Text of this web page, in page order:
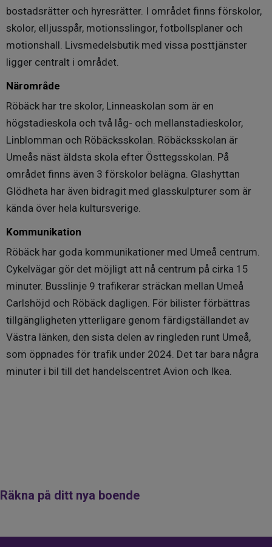
Ingår i månadsavgiften.
GEMENSAMHETSUTRYMMEN
I föreningen finns lägenhets- och cykelförråd. Föreningen
har 4 st tvättstugor som är rustade med två
tvättmaskiner, torktumlare, torkskåp, mangel samt vask
för klädvård. Grovtvättstuga, gym, vallabod och
snickarbod finns tillgängligt utan kostnad för föreningens
medlemmar att använda. Samlings/festlokaler finns att
hyra för en billig peng per tillfälle. I den ena
samlingslokalen finns bastu, toalett och kök och lokalen
kan användas som gästlägenhet. Grovsoprum finns, där
boende i föreningen kan lämna in större sopor (t.ex
möbler) om man inte kan forsla bort dem själv.
Trädgårdsbod med trädgårdsredskap.
PARKERING
Parkeringsplats med elstolpe kostar 220 kr/mån samt
garageplats kostar 400 kr/mån. (Inget ledigt just nu,
ordförande 2026-05-27)
Till parkeringarna tillämpas webbaserat kösystem via
Riksbyggens hemsida. När man fått sin första
månadsavi kan man som boende skapa konto på
Riksbyggens kundwebb.
bostadsrättsinnehavaren och bostadsrättstillägget ingår
Röbäcks kolonilottsförening. Kontakta dem vid intresse
bostadsrätter och hyresrätter. I området finns förskolor,
skolor, elljusspår, motionsslingor, fotbollsplaner och
motionshall. Livsmedelsbutik med vissa posttjänster
ligger centralt i området.
Närområde
Röbäck har tre skolor, Linneaskolan som är en
högstadieskola och två låg- och mellanstadieskolor,
Linblomman och Röbäcksskolan. Röbäcksskolan är
Umeås näst äldsta skola efter Östtegsskolan. På
området finns även 3 förskolor belägna. Glashyttan
Glödheta har även bidragit med glasskulpturer som är
kända över hela kultursverige.
Kommunikation
Röbäck har goda kommunikationer med Umeå centrum.
Cykelvägar gör det möjligt att nå centrum på cirka 15
minuter. Busslinje 9 trafikerar sträckan mellan Umeå
Carlshöjd och Röbäck dagligen. För bilister förbättras
tillgängligheten ytterligare genom färdigställandet av
Västra länken, den sista delen av ringleden runt Umeå,
som öppnades för trafik under 2024. Det tar bara några
minuter i bil till det handelscentret Avion och Ikea.
Räkna på ditt nya boende